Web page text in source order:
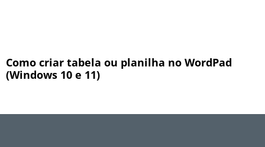
Como criar tabela ou planilha no WordPad
(Windows 10 e 11)